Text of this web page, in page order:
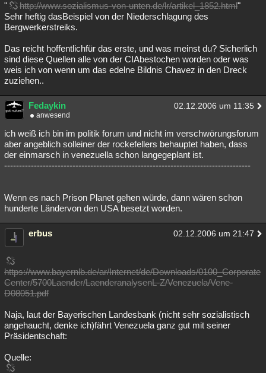
" http://www.sozialismus-von-unten.de/lr/artikel_1852.html"
Sehr heftig dasBeispiel von der Niederschlagung des
Bergwerkerstreiks.
Das reicht hoffentlichfür das erste, und was meinst du? Sicherlich
sind diese Quellen alle von der CIAbestochen worden oder was
weis ich von wenn um das edelne Bildnis Chavez in den Dreck
zuziehen..
Fedaykin 02.12.2006 um 11:35
anwesend
ich weiß ich bin im politik forum und nicht im verschwörungsforum
aber angeblich solleiner der rockefellers behauptet haben, dass
der einmarsch in venezuella schon langegeplant ist.
-----------------------------------------------------------------------------------
Wenn es nach Prison Planet gehen würde, dann wären schon
hunderte Ländervon den USA besetzt worden.
erbus 02.12.2006 um 21:47
https://www.bayernlb.de/ar/Internet/de/Downloads/0100_Corporate
Center/5700Laender/LaenderanalysenL-Z/Venezuela/Vene-
D08051.pdf
Naja, laut der Bayerischen Landesbank (nicht sehr sozialistisch
angehaucht, denke ich)fährt Venezuela ganz gut mit seiner
Präsidentschaft:
Quelle: